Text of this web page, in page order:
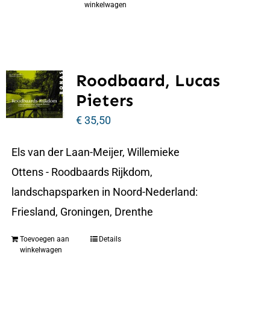
winkelwagen
Roodbaard, Lucas
Pieters
€35,50
Els van der Laan-Meijer, Willemieke
Ottens - Roodbaards Rijkdom,
landschapsparken in Noord-Nederland:
Friesland, Groningen, Drenthe
Toevoegen aan
winkelwagen
Details